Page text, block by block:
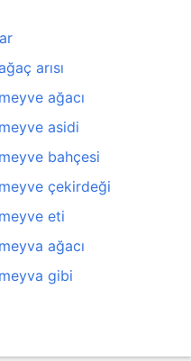
arısı
meyve ağacı
meyve asidi
meyve bahçesi
meyve çekirdeği
meyve eti
meyva ağacı
meyva gibi